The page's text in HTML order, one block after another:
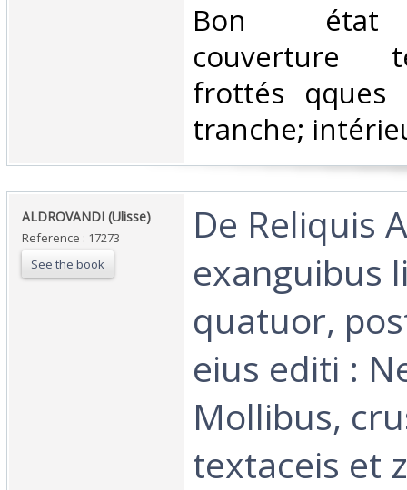
‎Bon état
couverture
frottés qques
tranche;
‎ALDROVANDI (Ulisse)‎
Reference : 17273
See the book
‎De Reliquis
exanguibus
quatuor,
eius editi :
Mollibus,
textaceis et